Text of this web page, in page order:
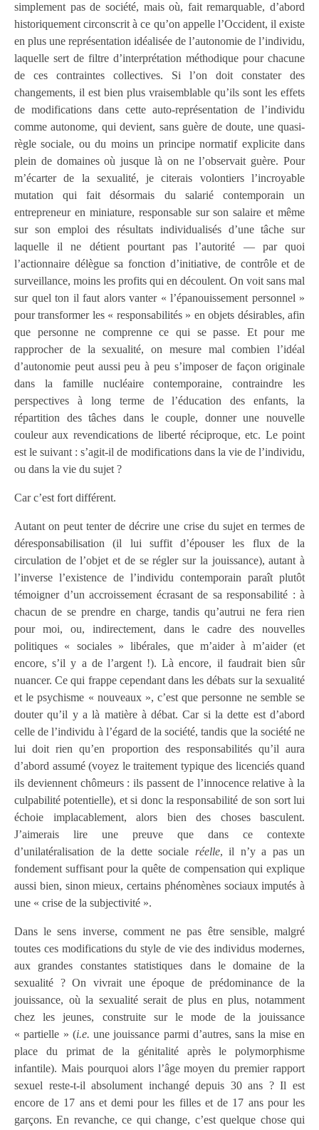
simplement pas de société, mais où, fait remarquable, d’abord
historiquement circonscrit à ce qu’on appelle l’Occident, il existe
en plus une représentation idéalisée de l’autonomie de l’individu,
laquelle sert de filtre d’interprétation méthodique pour chacune
de ces contraintes collectives. Si l’on doit constater des
changements, il est bien plus vraisemblable qu’ils sont les effets
de modifications dans cette auto-représentation de l’individu
comme autonome, qui devient, sans guère de doute, une quasi-
règle sociale, ou du moins un principe normatif explicite dans
plein de domaines où jusque là on ne l’observait guère. Pour
m’écarter de la sexualité, je citerais volontiers l’incroyable
mutation qui fait désormais du salarié contemporain un
entrepreneur en miniature, responsable sur son salaire et même
sur son emploi des résultats individualisés d’une tâche sur
laquelle il ne détient pourtant pas l’autorité — par quoi
l’actionnaire délègue sa fonction d’initiative, de contrôle et de
surveillance, moins les profits qui en découlent. On voit sans mal
sur quel ton il faut alors vanter « l’épanouissement personnel »
pour transformer les « responsabilités » en objets désirables, afin
que personne ne comprenne ce qui se passe. Et pour me
rapprocher de la sexualité, on mesure mal combien l’idéal
d’autonomie peut aussi peu à peu s’imposer de façon originale
dans la famille nucléaire contemporaine, contraindre les
perspectives à long terme de l’éducation des enfants, la
répartition des tâches dans le couple, donner une nouvelle
couleur aux revendications de liberté réciproque, etc. Le point
est le suivant : s’agit-il de modifications dans la vie de l’individu,
ou dans la vie du sujet ?
Car c’est fort différent.
Autant on peut tenter de décrire une crise du sujet en termes de
déresponsabilisation (il lui suffit d’épouser les flux de la
circulation de l’objet et de se régler sur la jouissance), autant à
l’inverse l’existence de l’individu contemporain paraît plutôt
témoigner d’un accroissement écrasant de sa responsabilité : à
chacun de se prendre en charge, tandis qu’autrui ne fera rien
pour moi, ou, indirectement, dans le cadre des nouvelles
politiques « sociales » libérales, que m’aider à m’aider (et
encore, s’il y a de l’argent !). Là encore, il faudrait bien sûr
nuancer. Ce qui frappe cependant dans les débats sur la sexualité
et le psychisme « nouveaux », c’est que personne ne semble se
douter qu’il y a là matière à débat. Car si la dette est d’abord
celle de l’individu à l’égard de la société, tandis que la société ne
lui doit rien qu’en proportion des responsabilités qu’il aura
d’abord assumé (voyez le traitement typique des licenciés quand
ils deviennent chômeurs : ils passent de l’innocence relative à la
culpabilité potentielle), et si donc la responsabilité de son sort lui
échoie implacablement, alors bien des choses basculent.
J’aimerais lire une preuve que dans ce contexte
d’unilatéralisation de la dette sociale réelle, il n’y a pas un
fondement suffisant pour la quête de compensation qui explique
aussi bien, sinon mieux, certains phénomènes sociaux imputés à
une « crise de la subjectivité ».
Dans le sens inverse, comment ne pas être sensible, malgré
toutes ces modifications du style de vie des individus modernes,
aux grandes constantes statistiques dans le domaine de la
sexualité ? On vivrait une époque de prédominance de la
jouissance, où la sexualité serait de plus en plus, notamment
chez les jeunes, construite sur le mode de la jouissance
« partielle » (i.e. une jouissance parmi d’autres, sans la mise en
place du primat de la génitalité après le polymorphisme
infantile). Mais pourquoi alors l’âge moyen du premier rapport
sexuel reste-t-il absolument inchangé depuis 30 ans ? Il est
encore de 17 ans et demi pour les filles et de 17 ans pour les
garçons. En revanche, ce qui change, c’est quelque chose qui